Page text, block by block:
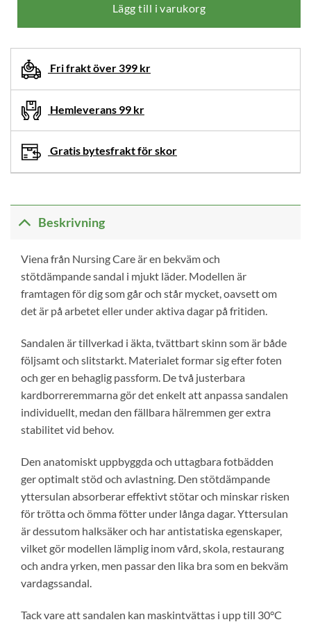
du
lägger
denna
produkt
din
varukorg.
Lägg till i varukorg
Fri frakt över 399 kr
Hemleverans 99 kr
Gratis bytesfrakt för skor
Beskrivning
Viena från Nursing Care är en bekväm och
stötdämpande sandal i mjukt läder. Modellen är
framtagen för dig som går och står mycket, oavsett om
det är på arbetet eller under aktiva dagar på fritiden.
Sandalen är tillverkad i äkta, tvättbart skinn som är både
följsamt och slitstarkt. Materialet formar sig efter foten
och ger en behaglig passform. De två justerbara
kardborreremmarna gör det enkelt att anpassa sandalen
individuellt, medan den fällbara hälremmen ger extra
stabilitet vid behov.
Den anatomiskt uppbyggda och uttagbara fotbädden
ger optimalt stöd och avlastning. Den stötdämpande
yttersulan absorberar effektivt stötar och minskar risken
för trötta och ömma fötter under långa dagar. Yttersulan
är dessutom halksäker och har antistatiska egenskaper,
vilket gör modellen lämplig inom vård, skola, restaurang
och andra yrken, men passar den lika bra som en bekväm
vardagssandal.
Tack vare att sandalen kan maskintvättas i upp till 30°C